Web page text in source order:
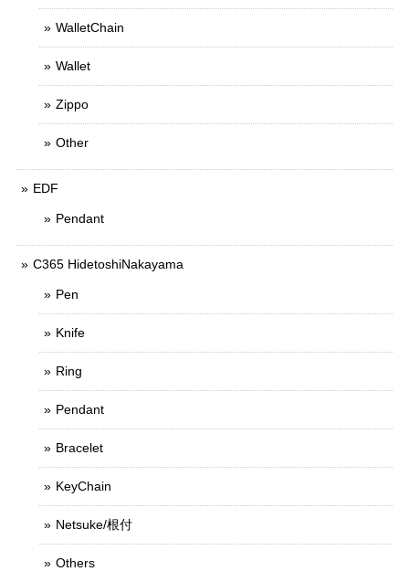
WalletChain
Wallet
Zippo
Other
EDF
Pendant
C365 HidetoshiNakayama
Pen
Knife
Ring
Pendant
Bracelet
KeyChain
Netsuke/根付
Others